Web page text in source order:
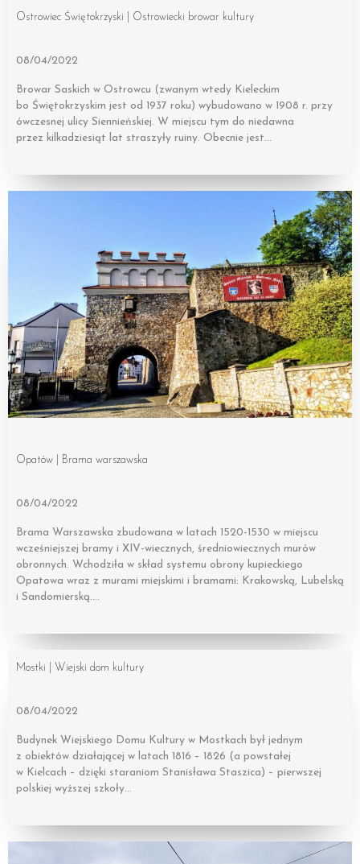
Ostrowiec Świętokrzyski | Ostrowiecki browar kultury
08/04/2022
Browar Saskich w Ostrowcu (zwanym wtedy Kieleckim
bo Świętokrzyskim jest od 1937 roku) wybudowano w 1908 r. przy
ówczesnej ulicy Siennieńskiej. W miejscu tym do niedawna
przez kilkadziesiąt lat straszyły ruiny. Obecnie jest…
Opatów | Brama warszawska
08/04/2022
Brama Warszawska zbudowana w latach 1520-1530 w miejscu
wcześniejszej bramy i XIV-wiecznych, średniowiecznych murów
obronnych. Wchodziła w skład systemu obrony kupieckiego
Opatowa wraz z murami miejskimi i bramami: Krakowską, Lubelską
i Sandomierską….
Mostki | Wiejski dom kultury
08/04/2022
Budynek Wiejskiego Domu Kultury w Mostkach był jednym
z obiektów działającej w latach 1816 – 1826 (a powstałej
w Kielcach – dzięki staraniom Stanisława Staszica) – pierwszej
polskiej wyższej szkoły…